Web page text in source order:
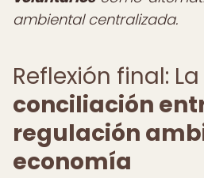
ambiental centralizada.
Reflexión final: La
conciliación
regulación
economía